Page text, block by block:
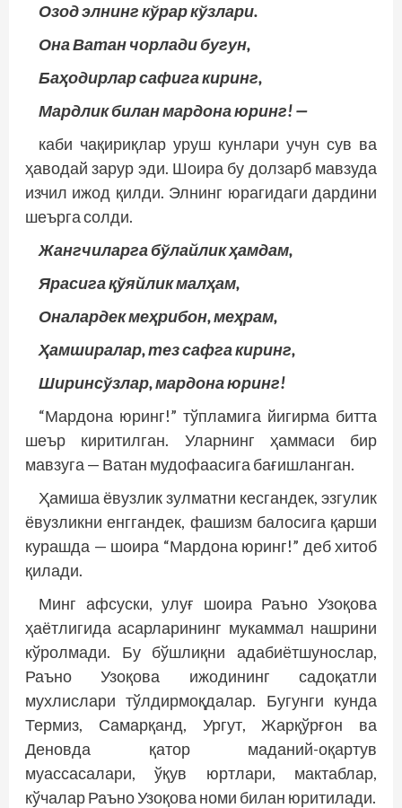
Озод элнинг кўрар кўзлари.
Она Ватан чорлади бугун,
Баҳодирлар сафига киринг,
Мардлик билан мардона юринг! —
каби чақириқлар уруш кунлари учун сув ва
ҳаводай зарур эди. Шоира бу долзарб мавзуда
изчил ижод қилди. Элнинг юрагидаги дардини
шеърга солди.
Жангчиларга бўлайлик ҳамдам,
Ярасига қўяйлик малҳам,
Оналардек меҳрибон, меҳрам,
Ҳамширалар, тез сафга киринг,
Ширинсўзлар, мардона юринг!
“Мардона юринг!” тўпламига йигирма битта
шеър киритилган. Уларнинг ҳаммаси бир
мавзуга — Ватан мудофаасига бағишланган.
Ҳамиша ёвузлик зулматни кесгандек, эзгулик
ёвузликни енггандек, фашизм балосига қарши
курашда — шоира “Мардона юринг!” деб хитоб
қилади.
Минг афсуски, улуғ шоира Раъно Узоқова
ҳаётлигида асарларининг мукаммал нашрини
кўролмади. Бу бўшлиқни адабиётшунослар,
Раъно Узоқова ижодининг садоқатли
мухлислари тўлдирмоқдалар. Бугунги кунда
Термиз, Самарқанд, Ургут, Жарқўрғон ва
Деновда қатор маданий-оқартув
муассасалари, ўқув юртлари, мактаблар,
кўчалар Раъно Узоқова номи билан юритилади.